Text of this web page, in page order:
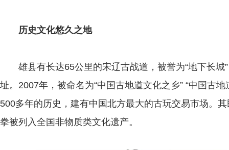
历史文化悠久之地
雄县有长达65公里的宋辽古战道，被誉为“地下长城
址。2007年，被命名为“中国古地道文化之乡” “中国古
500多年的历史，建有中国北方最大的古玩交易市场。
拳被列入全国非物质类文化遗产。